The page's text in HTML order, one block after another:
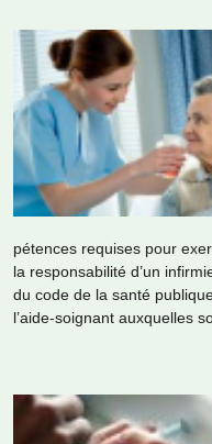
pé­ten­ces requi­ses pour
la res­pon­sa­bi­lité d’un
du code de la santé
l’aide-soi­gnant aux­quel­les